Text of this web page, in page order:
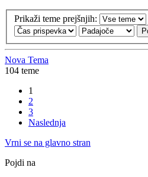
Prikaži teme prejšnjih:
Nova Tema
104 teme
1
2
3
Naslednja
Vrni se na glavno stran
Pojdi na